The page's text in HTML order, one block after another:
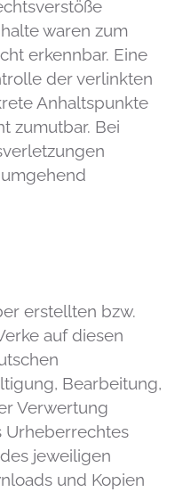
waren zum
erkennbar. Eine
der verlinkten
Anhaltspunkte
zumutbar. Bei
erstellten bzw.
auf diesen
Bearbeitung,
Verwertung
Urheberrechtes
jeweiligen
und Kopien